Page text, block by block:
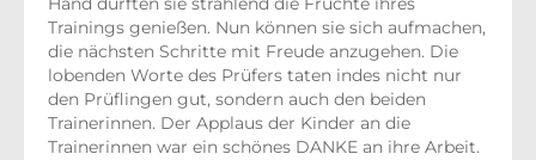
Trainings genießen. Nun können sie sich aufmachen,
die nächsten Schritte mit Freude anzugehen. Die
lobenden Worte des Prüfers taten indes nicht nur
den Prüflingen gut, sondern auch den beiden
Trainerinnen. Der Applaus der Kinder an die
Trainerinnen war ein schönes DANKE an ihre Arbeit.